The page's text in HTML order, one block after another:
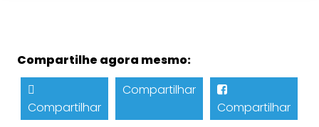
Compartilhe agora mesmo:
Compartilhar
Compartilhar
Compartilhar